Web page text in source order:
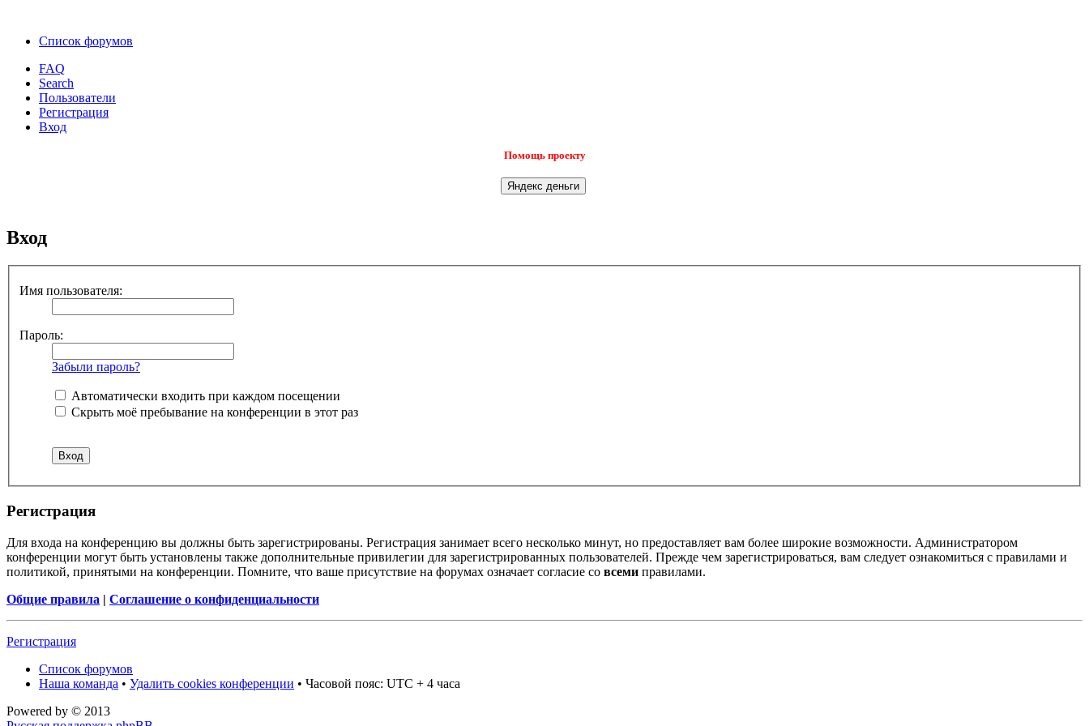
Список форумов
FAQ
Search
Пользователи
Регистрация
Вход
Помощь проекту
Вход
Имя пользователя:
Пароль:
Забыли пароль?
Автоматически входить при каждом посещении
Скрыть моё пребывание на конференции в этот раз
Регистрация
Для входа на конференцию вы должны быть зарегистрированы. Регистрация занимает всего несколько минут, но предоставляет вам более широкие возможности. Администратором
конференции могут быть установлены также дополнительные привилегии для зарегистрированных пользователей. Прежде чем зарегистрироваться, вам следует ознакомиться с правилами и
политикой, принятыми на конференции. Помните, что ваше присутствие на форумах означает согласие со всеми правилами.
Общие правила | Соглашение о конфиденциальности
Регистрация
Список форумов
Наша команда • Удалить cookies конференции • Часовой пояс: UTC + 4 часа
Powered by © 2013